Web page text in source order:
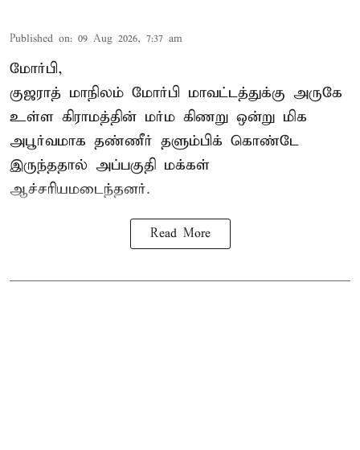
Published on: 09 Aug 2026, 7:37 am
மோர்பி,
குஜராத் மாநிலம் மோர்பி மாவட்டத்துக்கு அருகே
உள்ள கிராமத்தின் மர்ம கிணறு ஒன்று மிக
அபூர்வமாக தண்ணீர் தளும்பிக் கொண்டே
இருந்ததால் அப்பகுதி மக்கள்
ஆச்சரியமடைந்தனர்.
Read More